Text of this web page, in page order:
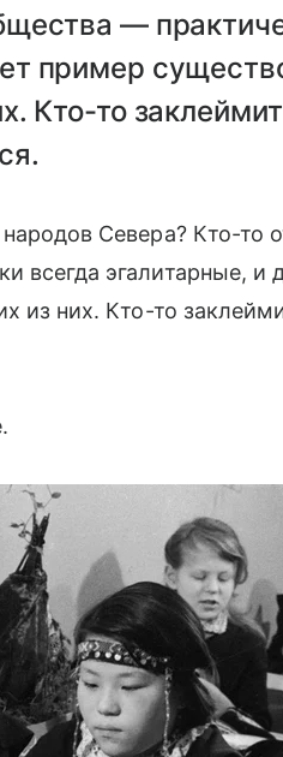
—
пример
Кто-то
Севера? Кто-то
всегда эгалитарные, и
из них. Кто-то